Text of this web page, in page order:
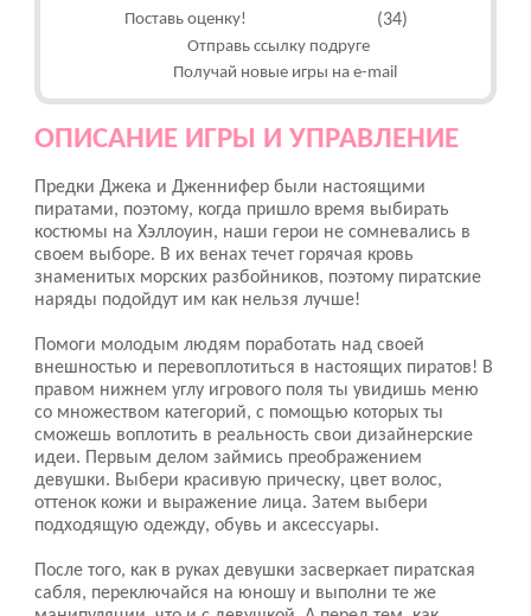
Поставь оценку! (34)
Отправь ссылку подруге
Получай новые игры на e-mail
ОПИСАНИЕ ИГРЫ И УПРАВЛЕНИЕ
Предки Джека и Дженнифер были настоящими
пиратами, поэтому, когда пришло время выбирать
костюмы на Хэллоуин, наши герои не сомневались в
своем выборе. В их венах течет горячая кровь
знаменитых морских разбойников, поэтому пиратские
наряды подойдут им как нельзя лучше!
Помоги молодым людям поработать над своей
внешностью и перевоплотиться в настоящих пиратов! В
правом нижнем углу игрового поля ты увидишь меню
со множеством категорий, с помощью которых ты
сможешь воплотить в реальность свои дизайнерские
идеи. Первым делом займись преображением
девушки. Выбери красивую прическу, цвет волос,
оттенок кожи и выражение лица. Затем выбери
подходящую одежду, обувь и аксессуары.
После того, как в руках девушки засверкает пиратская
сабля, переключайся на юношу и выполни те же